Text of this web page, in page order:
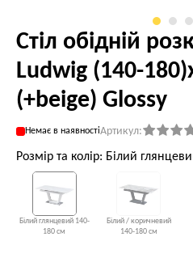
Стіл обідній
Ludwig (140-
(+beige) Glossy
Немає в наявностіАртикул:
Розмір та колір: Білий
Білий глянцевий 140-
180 см
Білий / коричневий
140-180 см